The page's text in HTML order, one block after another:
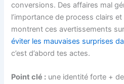
conversions. Des affaires mal
l’importance de process clairs
montrent ces avertissements
éviter les mauvaises surprises
c’est d’abord tes actes.
Point clé : une identité forte +